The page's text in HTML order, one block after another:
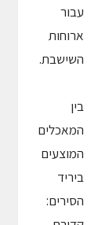
עבור
ארוחות
השישבת.
בין
המאכלים
המוצעים
ביריד
הסירים: